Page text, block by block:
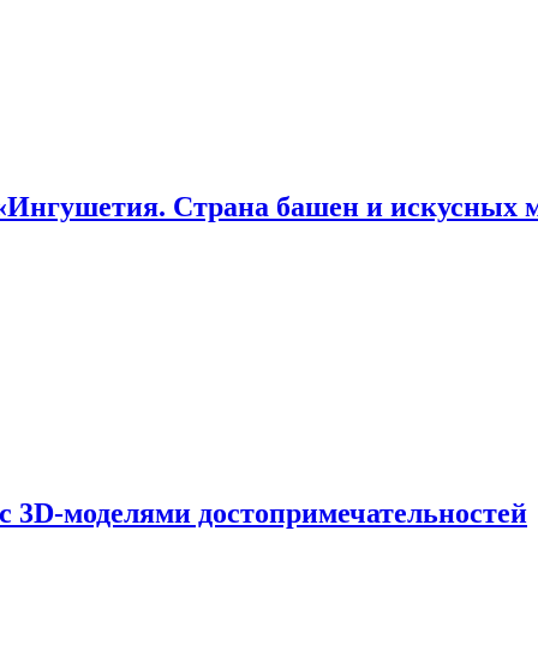
Страна башен и искусных
моделями достопримечательностей